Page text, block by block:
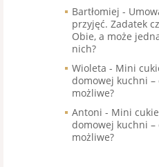
Bartłomiej -
przyjęć. Zadatek
Obie, a może
nich?
Wioleta - Mini
domowej kuchni –
możliwe?
Antoni - Mini
domowej kuchni –
możliwe?